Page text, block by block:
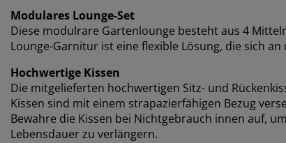
Modulares Lounge-Set
Diese modulrare Gartenlounge besteht aus 4
Lounge-Garnitur ist eine flexible Lösung, die sich
Hochwertige Kissen
Die mitgelieferten hochwertigen Sitz- und
Kissen sind mit einem strapazierfähigen Bezug
Bewahre die Kissen bei Nichtgebrauch innen auf,
Lebensdauer zu verlängern.